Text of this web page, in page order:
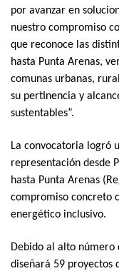
por avanzar en
nuestro compromiso
que reconoce las
hasta Punta Arenas,
comunas urbanas,
su pertinencia y
sustentables”.
La convocatoria logró
representación desde
hasta Punta Arenas
compromiso concreto
energético inclusivo.
Debido al alto
diseñará 59 proyectos